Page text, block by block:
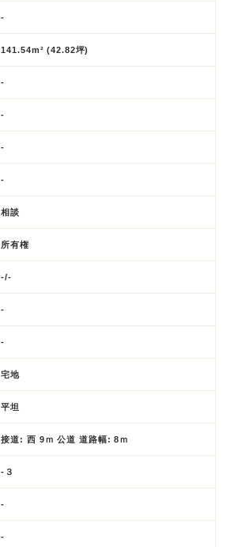
-
141.54m² (42.82坪)
-
-
-
-
相談
所有権
-/-
-
-
宅地
平坦
接道: 西 9ｍ 公道 道路幅: 8ｍ
-３
-
-